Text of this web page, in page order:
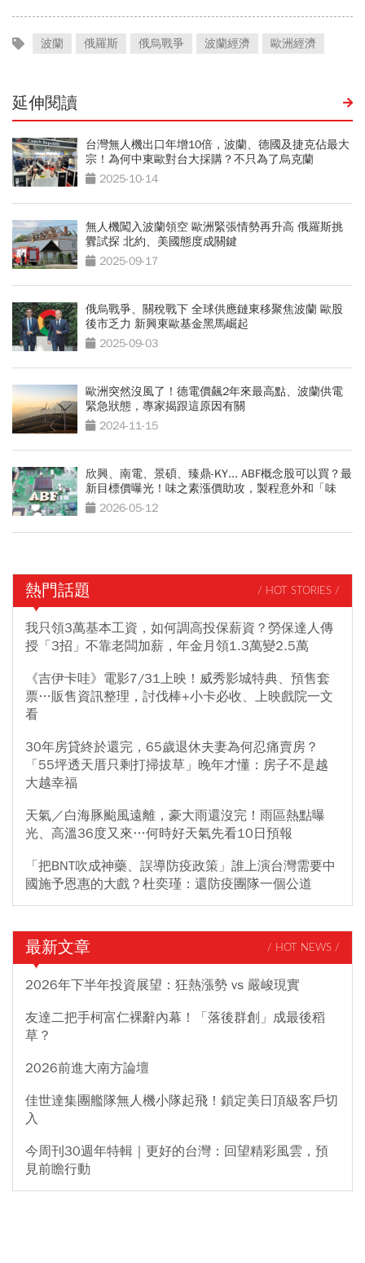
波蘭 俄羅斯 俄烏戰爭 波蘭經濟 歐洲經濟
延伸閱讀
台灣無人機出口年增10倍，波蘭、德國及捷克佔最大
宗！為何中東歐對台大採購？不只為了烏克蘭
2025-10-14
無人機闖入波蘭領空 歐洲緊張情勢再升高 俄羅斯挑
釁試探 北約、美國態度成關鍵
2025-09-17
俄烏戰爭、關稅戰下 全球供應鏈東移聚焦波蘭 歐股
後市乏力 新興東歐基金黑馬崛起
2025-09-03
歐洲突然沒風了！德電價飆2年來最高點、波蘭供電
緊急狀態，專家揭跟這原因有關
2024-11-15
欣興、南電、景碩、臻鼎-KY... ABF概念股可以買？最
新目標價曝光！味之素漲價助攻，製程意外和「味
精」有關
2026-05-12
熱門話題 / HOT STORIES /
我只領3萬基本工資，如何調高投保薪資？勞保達人傳
授「3招」不靠老闆加薪，年金月領1.3萬變2.5萬
《吉伊卡哇》電影7/31上映！威秀影城特典、預售套
票…販售資訊整理，討伐棒+小卡必收、上映戲院一文
看
30年房貸終於還完，65歲退休夫妻為何忍痛賣房？
「55坪透天厝只剩打掃拔草」晚年才懂：房子不是越
大越幸福
天氣／白海豚颱風遠離，豪大雨還沒完！雨區熱點曝
光、高溫36度又來…何時好天氣先看10日預報
「把BNT吹成神藥、誤導防疫政策」誰上演台灣需要中
國施予恩惠的大戲？杜奕瑾：還防疫團隊一個公道
最新文章 / HOT NEWS /
2026年下半年投資展望：狂熱漲勢 vs 嚴峻現實
友達二把手柯富仁裸辭內幕！「落後群創」成最後稻
草？
2026前進大南方論壇
佳世達集團艦隊無人機小隊起飛！鎖定美日頂級客戶切
入
今周刊30週年特輯｜更好的台灣：回望精彩風雲，預
見前瞻行動